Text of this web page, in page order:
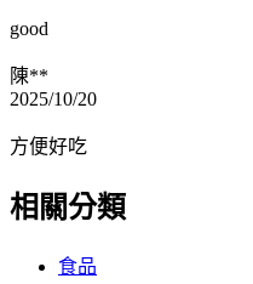
good
陳**
2025/10/20
方便好吃
相關分類
食品